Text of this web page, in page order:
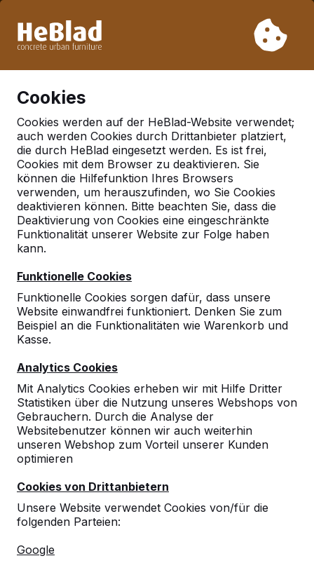
Woche 33 nicht. Bitte berücksichtigen Sie daher längere
Cookies
Cookies werden auf der HeBlad-Website verwendet;
auch werden Cookies durch Drittanbieter platziert,
die durch HeBlad eingesetzt werden. Es ist frei,
Cookies mit dem Browser zu deaktivieren. Sie
können die Hilfefunktion Ihres Browsers
verwenden, um herauszufinden, wo Sie Cookies
deaktivieren können. Bitte beachten Sie, dass die
Deaktivierung von Cookies eine eingeschränkte
Funktionalität unserer Website zur Folge haben
kann.
Funktionelle Cookies
Funktionelle Cookies sorgen dafür, dass unsere
Website einwandfrei funktioniert. Denken Sie zum
Beispiel an die Funktionalitäten wie Warenkorb und
Kasse.
Analytics Cookies
Mit Analytics Cookies erheben wir mit Hilfe Dritter
Statistiken über die Nutzung unseres Webshops von
Gebrauchern. Durch die Analyse der
Websitebenutzer können wir auch weiterhin
unseren Webshop zum Vorteil unserer Kunden
optimieren
Cookies von Drittanbietern
Unsere Website verwendet Cookies von/für die
folgenden Parteien:
Google
Zubehör
Picknicksets
Bambusbrett gerade
€ 60,00 exkl. MwSt.
Produkt ansehen